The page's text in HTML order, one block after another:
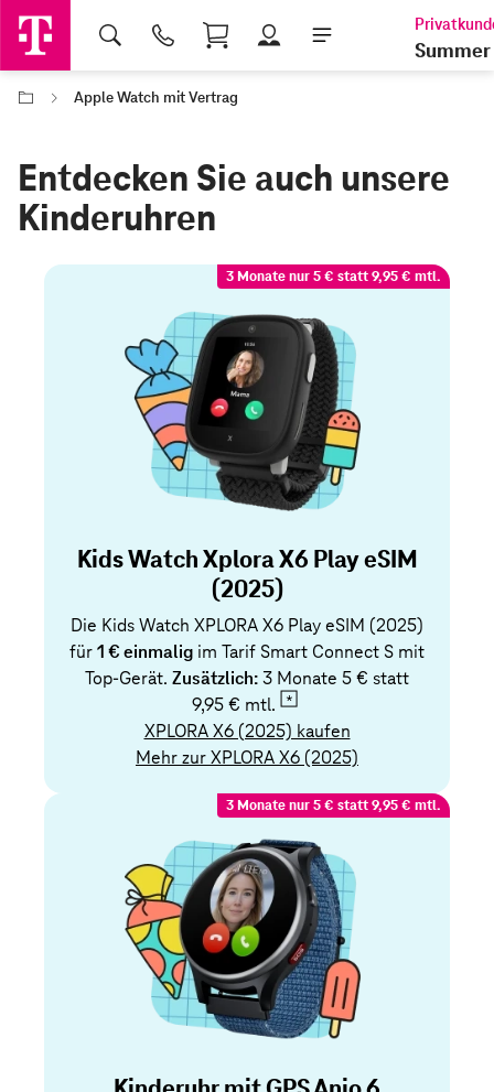
Shopping Cart
Summer
Apple Watch mit Vertrag
Entdecken Sie auch unsere
Kinderuhren
Kids Watch Xplora X6 Play eSIM
(2025)
Die Kids Watch XPLORA X6 Play eSIM (2025)
für1 € einmalig im Tarif Smart Connect S mit
Top-Gerät. Zusätzlich:3 Monate 5 € statt
9,95 € mtl.
XPLORA X6 (2025) kaufen
Mehr zur XPLORA X6 (2025)
3 Monate nur 5 € statt 9,95 € mtl.
3 Monate nur 5 € statt 9,95 € mtl.